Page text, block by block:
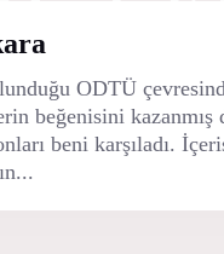
ODTÜ
beğenisini kazanmış
beni karşıladı.